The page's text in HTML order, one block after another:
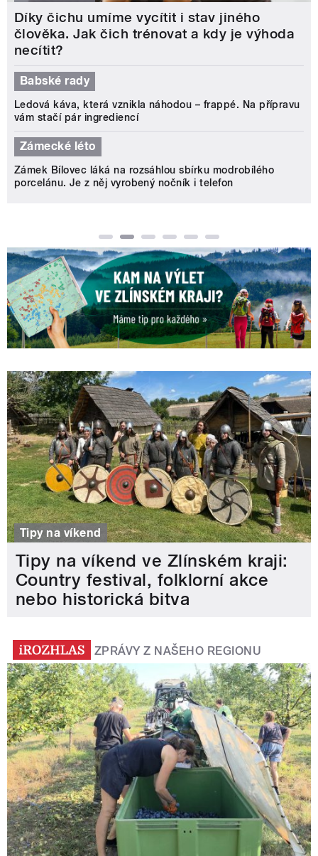
Díky čichu umíme vycítit i stav jiného
člověka. Jak čich trénovat a kdy je výhoda
necítit?
Babské rady
Ledová káva, která vznikla náhodou – frappé. Na přípravu
vám stačí pár ingrediencí
Zámecké léto
Zámek Bílovec láká na rozsáhlou sbírku modrobílého
porcelánu. Je z něj vyrobený nočník i telefon
Tipy na víkend
Tipy na víkend ve Zlínském kraji:
Country festival, folklorní akce
nebo historická bitva
ZPRÁVY Z NAŠEHO REGIONU